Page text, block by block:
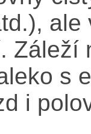
Záleží
s
i